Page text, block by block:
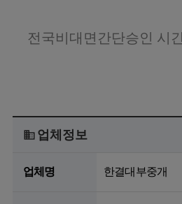
전국비대면간단승인 시
업체정보
업체명 한결대부중개